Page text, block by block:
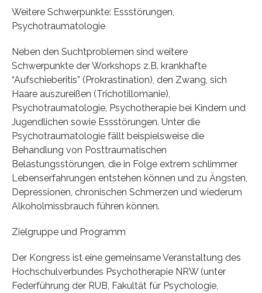
Weitere Schwerpunkte: Essstörungen,
Psychotraumatologie
Neben den Suchtproblemen sind weitere
Schwerpunkte der Workshops z.B. krankhafte
“Aufschieberitis” (Prokrastination), den Zwang, sich
Haare auszureißen (Trichotillomanie),
Psychotraumatologie, Psychotherapie bei Kindern und
Jugendlichen sowie Essstörungen. Unter die
Psychotraumatologie fällt beispielsweise die
Behandlung von Posttraumatischen
Belastungsstörungen, die in Folge extrem schlimmer
Lebenserfahrungen entstehen können und zu Ängsten,
Depressionen, chronischen Schmerzen und wiederum
Alkoholmissbrauch führen können.
Zielgruppe und Programm
Der Kongress ist eine gemeinsame Veranstaltung des
Hochschulverbundes Psychotherapie NRW (unter
Federführung der RUB, Fakultät für Psychologie,